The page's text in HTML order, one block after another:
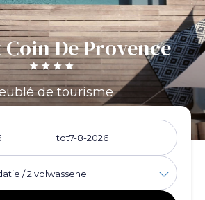
De Provence
de tourisme
tot
/2 volwassene